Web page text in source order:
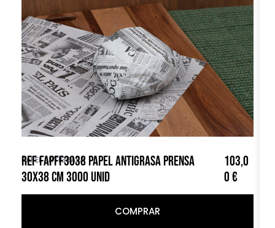
PAPEL ANTIGRASA
REF FAPFF3038 PAPEL ANTIGRASA PRENSA
30X38 CM 3000 UNID
103,0
0€
COMPRAR